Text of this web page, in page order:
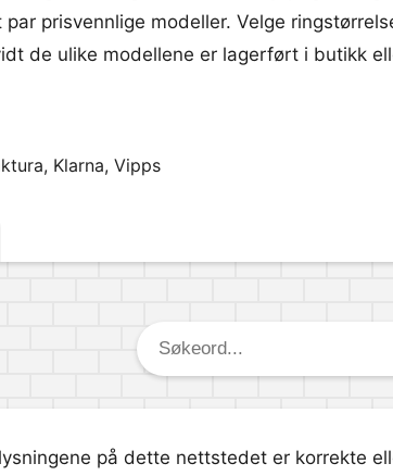
prisvennlige modeller. Velge
de ulike modellene er lagerført i butikk
Klarna, Vipps
Søkeord:
på dette nettstedet er korrekte